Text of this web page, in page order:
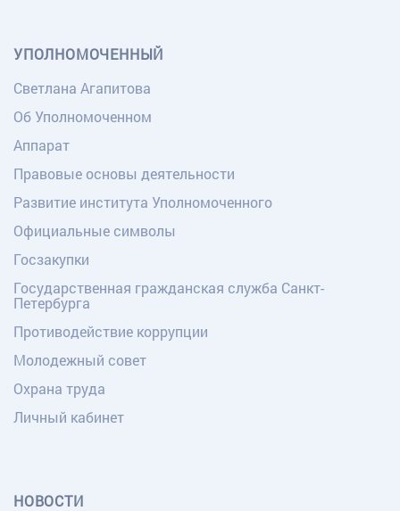
УПОЛНОМОЧЕННЫЙ
Светлана Агапитова
Об Уполномоченном
Аппарат
Правовые основы деятельности
Развитие института Уполномоченного
Официальные символы
Госзакупки
Государственная гражданская служба Санкт-
Петербурга
Противодействие коррупции
Молодежный совет
Охрана труда
Личный кабинет
НОВОСТИ